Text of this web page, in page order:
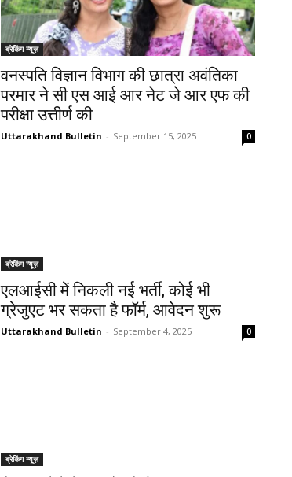
ब्रेकिंग न्यूज़
वनस्पति विज्ञान विभाग की छात्रा अवंतिका
परमार ने सी एस आई आर नेट जे आर एफ की
परीक्षा उत्तीर्ण की
Uttarakhand Bulletin - September 15, 2025 0
ब्रेकिंग न्यूज़
एलआईसी में निकली नई भर्ती, कोई भी
ग्रेजुएट भर सकता है फॉर्म, आवेदन शुरू
Uttarakhand Bulletin - September 4, 2025 0
ब्रेकिंग न्यूज़